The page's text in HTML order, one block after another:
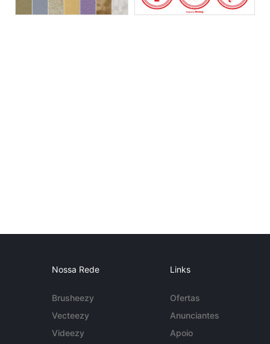
Nossa Rede
Brusheezy
Vecteezy
Videezy
Links
Ofertas
Anunciantes
Apoio